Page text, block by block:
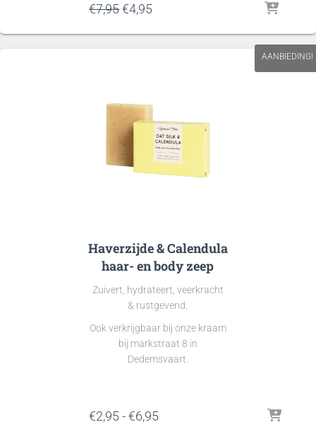
€7,95Oorspronkelijke
was:
€4,95Huidige
is:
AANBIEDING!
Haverzijde & Calendula
haar- en body zeep
Zuivert, hydrateert, veerkracht
& rustgevend.
Ook verkrijgbaar bij onze kraam
bij markstraat 8 in
Dedemsvaart.
€2,95 - €6,95Prijsklasse: